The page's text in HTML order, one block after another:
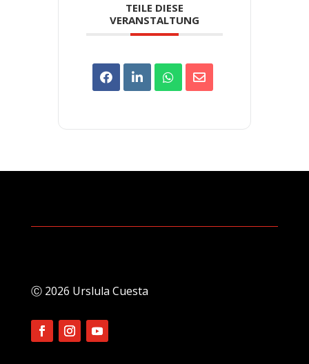
TEILE DIESE
VERANSTALTUNG
Ⓒ 2026 Urslula Cuesta